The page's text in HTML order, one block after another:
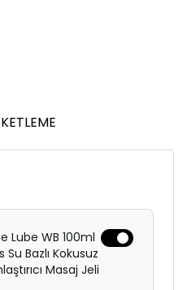
Lube WB 100ml
Su Bazlı Kokusuz
Masaj Jeli